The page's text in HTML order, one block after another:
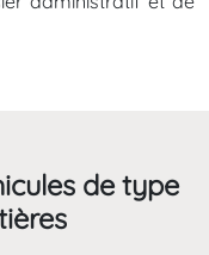
de type